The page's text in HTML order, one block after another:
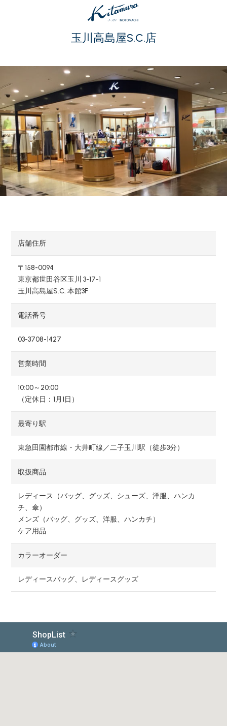
玉川高島屋S.C.店
店舗住所
〒158-0094
東京都世田谷区玉川 3-17-1
玉川高島屋S.C. 本館3F
電話番号
03-3708-1427
営業時間
10:00～20:00
（定休日：1月1日）
最寄り駅
東急田園都市線・大井町線／二子玉川駅（徒歩3分）
取扱商品
レディース（バッグ、グッズ、シューズ、洋服、ハンカ
チ、傘）
メンズ（バッグ、グッズ、洋服、ハンカチ）
ケア用品
カラーオーダー
レディースバッグ、レディースグッズ